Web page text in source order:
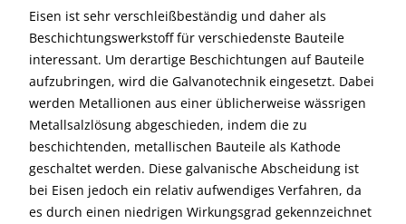
Eisen ist sehr verschleißbeständig und daher als
Beschichtungswerkstoff für verschiedenste Bauteile
interessant. Um derartige Beschichtungen auf Bauteile
aufzubringen, wird die Galvanotechnik eingesetzt. Dabei
werden Metallionen aus einer üblicherweise wässrigen
Metallsalzlösung abgeschieden, indem die zu
beschichtenden, metallischen Bauteile als Kathode
geschaltet werden. Diese galvanische Abscheidung ist
bei Eisen jedoch ein relativ aufwendiges Verfahren, da
es durch einen niedrigen Wirkungsgrad gekennzeichnet